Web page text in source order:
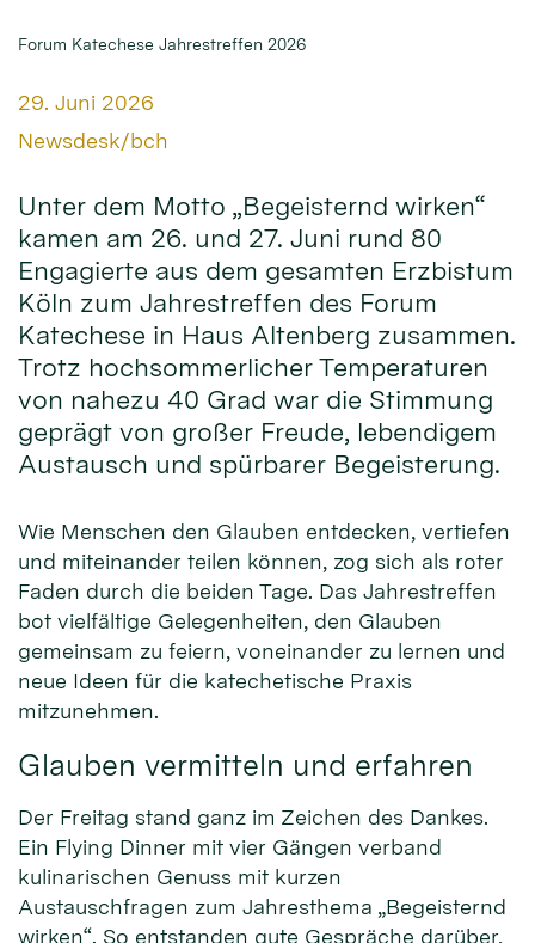
Forum Katechese Jahrestreffen 2026
Datum:
29. Juni 2026
Von:
Newsdesk/bch
Unter dem Motto „Begeisternd wirken“
kamen am 26. und 27. Juni rund 80
Engagierte aus dem gesamten Erzbistum
Köln zum Jahrestreffen des Forum
Katechese in Haus Altenberg zusammen.
Trotz hochsommerlicher Temperaturen
von nahezu 40 Grad war die Stimmung
geprägt von großer Freude, lebendigem
Austausch und spürbarer Begeisterung.
Wie Menschen den Glauben entdecken, vertiefen
und miteinander teilen können, zog sich als roter
Faden durch die beiden Tage. Das Jahrestreffen
bot vielfältige Gelegenheiten, den Glauben
gemeinsam zu feiern, voneinander zu lernen und
neue Ideen für die katechetische Praxis
mitzunehmen.
Glauben vermitteln und erfahren
Der Freitag stand ganz im Zeichen des Dankes.
Ein Flying Dinner mit vier Gängen verband
kulinarischen Genuss mit kurzen
Austauschfragen zum Jahresthema „Begeisternd
wirken“. So entstanden gute Gespräche darüber,